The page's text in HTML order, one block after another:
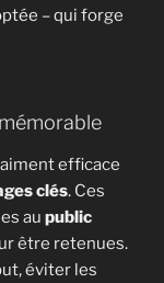
– qui forge
efficace
clés. Ces
au public
être retenues.
éviter les